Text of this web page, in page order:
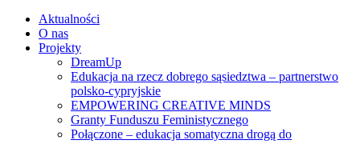
Aktualności
O nas
Projekty
DreamUp
Edukacja na rzecz dobrego sąsiedztwa – partnerstwo
polsko-cypryjskie
EMPOWERING CREATIVE MINDS
Granty Funduszu Feministycznego
Połączone – edukacja somatyczna drogą do